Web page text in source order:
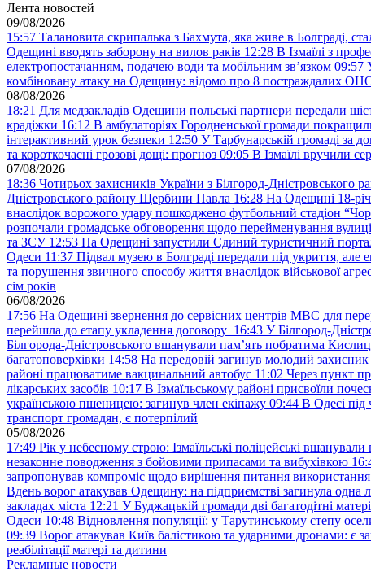
Лента новостей
09/08/2026
15:57 Талановита скрипалька з Бахмута, яка живе в Болграді,
Одещині вводять заборону на вилов раків 12:28 В Ізмаїлі з
електропостачанням, подачею води та мобільним звʼязком 09:57
комбіновану атаку на Одещину: відомо про 8 постраждалих
08/08/2026
18:21 Для медзакладів Одещини польські партнери передали
крадіжки 16:12 В амбулаторіях Городненської громади
інтерактивний урок безпеки 12:50 У Тарбунарській громаді за
та короткочасні грозові дощі: прогноз 09:05 В Ізмаїлі вручили
07/08/2026
18:36 Чотирьох захисників України з Білгород-Дністровського
Дністровського району Щербини Павла 16:28 На Одещині 18-
внаслідок ворожого удару пошкоджено футбольний стадіон
розпочали громадське обговорення щодо перейменування
та ЗСУ 12:53 На Одещині запустили Єдиний туристичний портал:
Одеси 11:37 Підвал музею в Болграді передали під укриття, але
та порушення звичного способу життя внаслідок військової
сім років
06/08/2026
17:56 На Одещині звернення до сервісних центрів МВС для
перейшла до етапу укладення договору 16:43 У Білгород-
Білгорода-Дністровського вшанували пам’ять побратима
багатоповерхівки 14:58 На передовій загинув молодий
районі працюватиме вакцинальний автобус 11:02 Через пункт
лікарських засобів 10:17 В Ізмаїльському районі присвоїли
українською пшеницею: загинув член екіпажу 09:44 В Одесі під
транспорт громадян, є потерпілий
05/08/2026
17:49 Рік у небесному строю: Ізмаїльські поліцейські
незаконне поводження з бойовими припасами та вибухівкою
запропонував компроміс щодо вирішення питання використання
Вдень ворог атакував Одещину: на підприємстві загинула одна
закладах міста 12:21 У Буджацькій громади дві багатодітні
Одеси 10:48 Відновлення популяції: у Тарутинському степу
09:39 Ворог атакував Київ балістикою та ударними дронами: є
реабілітації матері та дитини
Рекламные новости